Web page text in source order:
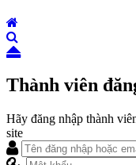
Thành viên
Hãy đăng nhập thành
site